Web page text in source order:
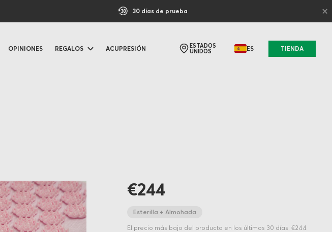
30 días de prueba ×
OPINIONES REGALOS ACUPRESIÓN ESTADOS
UNIDOS ES TIENDA
€244
Esterilla + Almohada
El precio más bajo del producto en los últimos 30 días: €244